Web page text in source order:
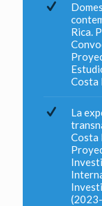
Rica.
Costa
La
Costa